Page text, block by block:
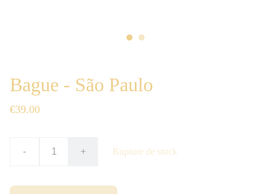
Bague - São Paulo
€39.00
- + Rupture de stock